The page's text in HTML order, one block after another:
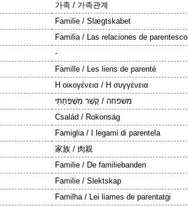
가족 / 가족관계
Familie / Slægtskabet
Familia / Las relaciones de parentesco
-
Famille / Les liens de parenté
Η οικογένεια / Η συγγένεια
משפחה / קֶשֶׁר מִשֶּׁפָּחַתִּי
Család / Rokonság
Famiglia / I legami di parentela
家族 / 肉親
Familie / De familiebanden
Familie / Slektskap
Familha / Lei liames de parentatgi